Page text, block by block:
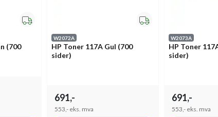
(700
W2072A
HP Toner 117A Gul (700
sider)
691,-
553,- eks. mva
W2073A
HP Toner
sider)
691,-
553,- eks. mva